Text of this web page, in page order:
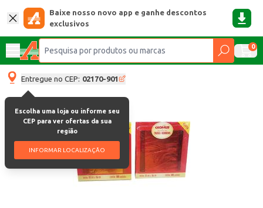
Baixe nosso novo app e ganhe descontos
exclusivos
0
Entregue no CEP: 02170-901
Escolha uma loja ou informe seu
CEP para ver ofertas da sua
região
INFORMAR LOCALIZAÇÃO